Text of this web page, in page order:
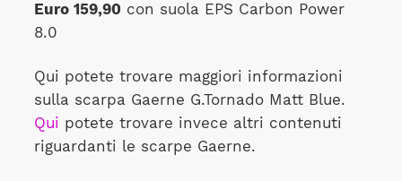
Euro 159,90 con suola EPS Carbon Power
8.0
Qui potete trovare maggiori informazioni
sulla scarpa Gaerne G.Tornado Matt Blue.
Qui potete trovare invece altri contenuti
riguardanti le scarpe Gaerne.